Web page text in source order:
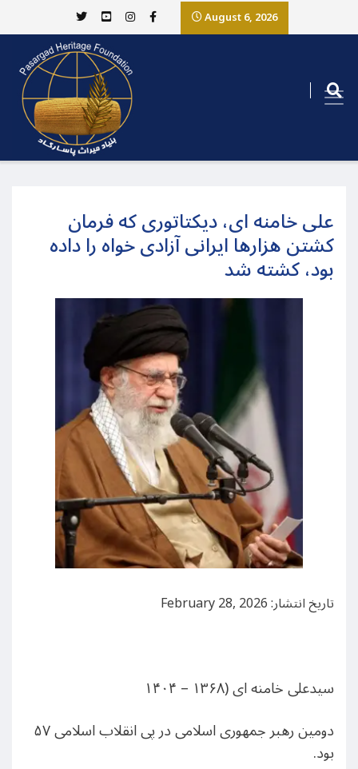
August 6, 2026
علی خامنه ای، دیکتاتوری که فرمان
کشتن هزارها ایرانی آزادی خواه را داده
بود، کشته شد
تاریخ انتشار: February 28, 2026
سیدعلی خامنه ای (۱۳۶۸ – ۱۴۰۴
دومین رهبر جمهوری اسلامی در پی انقلاب اسلامی ۵۷
بود.